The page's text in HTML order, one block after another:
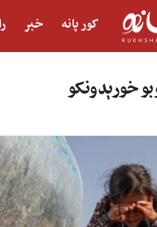
کور پانه خبر
خورېدونکو